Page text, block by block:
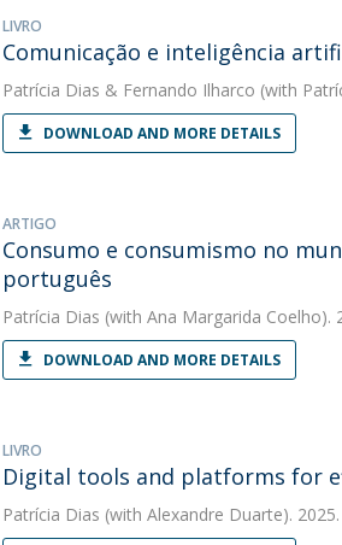
LIVRO
Comunicação e inteligência
Patrícia Dias & Fernando Ilharco (with
DOWNLOAD AND MORE DETAILS
ARTIGO
Consumo e consumismo no
português
Patrícia Dias (with Ana Margarida Coelho).
DOWNLOAD AND MORE DETAILS
LIVRO
Digital tools and platforms for
Patrícia Dias (with Alexandre Duarte). 2025.